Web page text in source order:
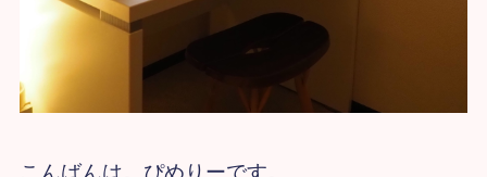
こんばんは。ぴめりーです。